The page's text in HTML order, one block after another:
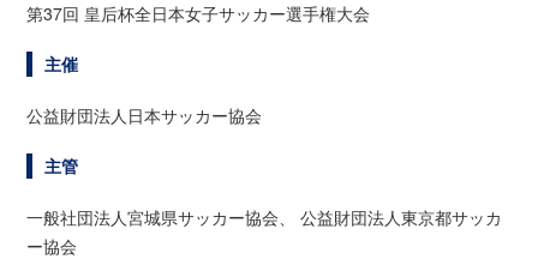
第37回 皇后杯全日本女子サッカー選手権大会
主催
公益財団法人日本サッカー協会
主管
一般社団法人宮城県サッカー協会、 公益財団法人東京都サッカ
ー協会